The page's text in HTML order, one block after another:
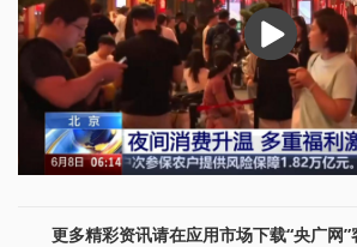
播
放
更多精彩资讯请在应用市场下载“央广网